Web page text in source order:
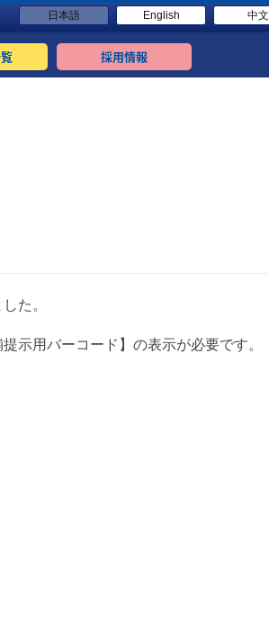
日本語 English 中文
採用情報
た。
示用バーコード】の表示が必要です。